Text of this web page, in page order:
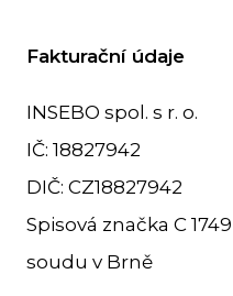
Fakturační údaje
INSEBO spol. s r. o.
IČ: 18827942
DIČ: CZ18827942
Spisová značka C
soudu v Brně